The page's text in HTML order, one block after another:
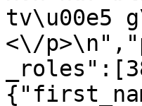
tv\u00e5
<\/